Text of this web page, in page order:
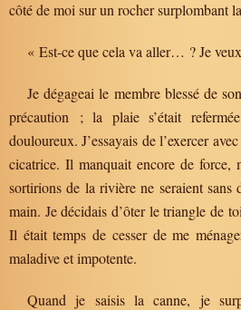
côté de moi sur un rocher surplombant
« Est-ce que cela va aller… ? Je
Je dégageai le membre blessé de
précaution ; la plaie s’était
douloureux. J’essayais de l’exercer
cicatrice. Il manquait encore de force,
sortirions de la rivière ne seraient sans
main. Je décidais d’ôter le triangle de
Il était temps de cesser de me
maladive et impotente.
Quand je saisis la canne, je